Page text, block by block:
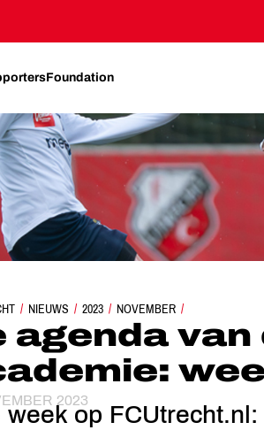
Foundation
NIEUWS 2023 NOVEMBER
DE AGENDA VAN DE ACADEMIE: WEEK
agenda van
2023
week op